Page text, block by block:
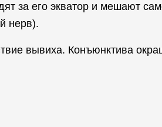
за его экватор и мешают
нерв).
вывиха. Конъюнктива